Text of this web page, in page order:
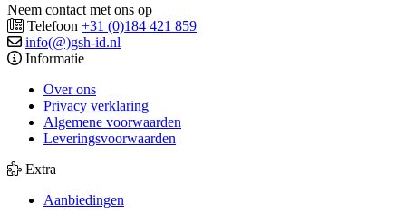
Neem contact met ons op
Telefoon +31 (0)184 421 859
info(@)gsh-id.nl
Informatie
Over ons
Privacy verklaring
Algemene voorwaarden
Leveringsvoorwaarden
Extra
Aanbiedingen